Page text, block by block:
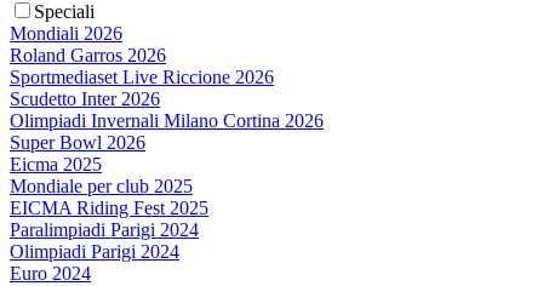
Speciali
Mondiali 2026
Roland Garros 2026
Sportmediaset Live Riccione 2026
Scudetto Inter 2026
Olimpiadi Invernali Milano Cortina 2026
Super Bowl 2026
Eicma 2025
Mondiale per club 2025
EICMA Riding Fest 2025
Paralimpiadi Parigi 2024
Olimpiadi Parigi 2024
Euro 2024